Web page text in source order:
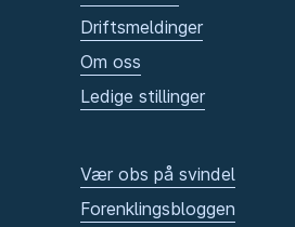
Driftsmeldinger
Om oss
Ledige stillinger
Vær obs på svindel
Forenklingsbloggen